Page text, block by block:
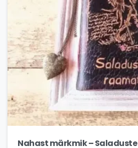
Nahast märkmik – Saladuste